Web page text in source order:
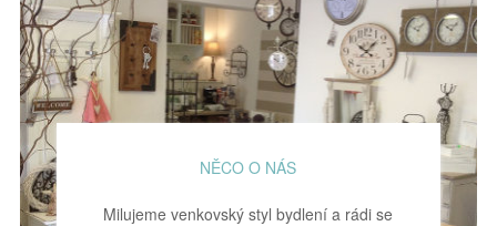
NĚCO O NÁS
Milujeme venkovský styl bydlení a rádi se